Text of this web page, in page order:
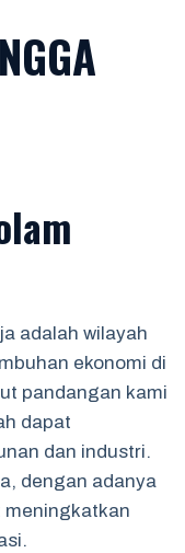
adalah wilayah
ekonomi di
pandangan kami
dapat
dan industri.
dengan adanya
meningkatkan